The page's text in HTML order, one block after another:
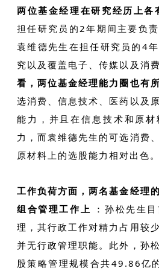
两位基金经理在研究经历上各
担任研究员的2年期间主要负
袁维德先生在担任研究员的4
究以及覆盖电子、传媒以及消费
看，两位基金经理能力圈也有
选消费、信息技术、医药以及
能力，并且在信息技术和原
力，而袁维德先生的可选消费
原材料上的选股能力相对出色。
工作负荷方面，两名基金经理
组合管理工作上
：孙松先生
理，其行政工作对精力占用较
并无行政管理职能。此外，孙
股策略管理规模合共49.86亿